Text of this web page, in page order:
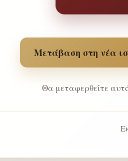
Μετάβαση στη νέα
Θα μεταφερθείτε